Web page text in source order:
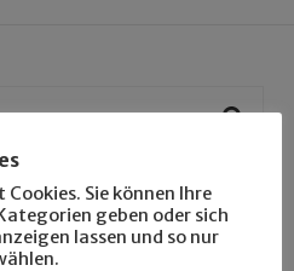
Sie können Ihre
geben oder sich
lassen und so nur